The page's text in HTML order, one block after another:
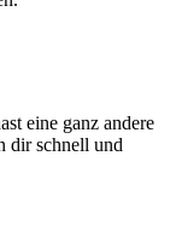
eine ganz andere
dir schnell und